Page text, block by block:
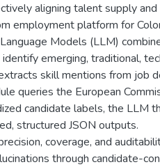
aligning talent supply and
employment platform for
Models (LLM)
emerging, traditional,
skill mentions from job
queries the European
candidate labels, the LLM
structured JSON outputs.
coverage, and
through candidate-